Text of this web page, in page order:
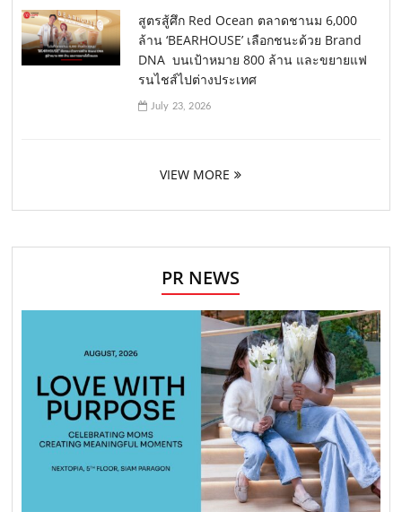
สูตรสู้ศึก Red Ocean ตลาดชานม 6,000
ล้าน ‘BEARHOUSE’ เลือกชนะด้วย Brand
DNA บนเป้าหมาย 800 ล้าน และขยายแฟ
รนไชส์ไปต่างประเทศ
July 23, 2026
VIEW MORE
PR NEWS